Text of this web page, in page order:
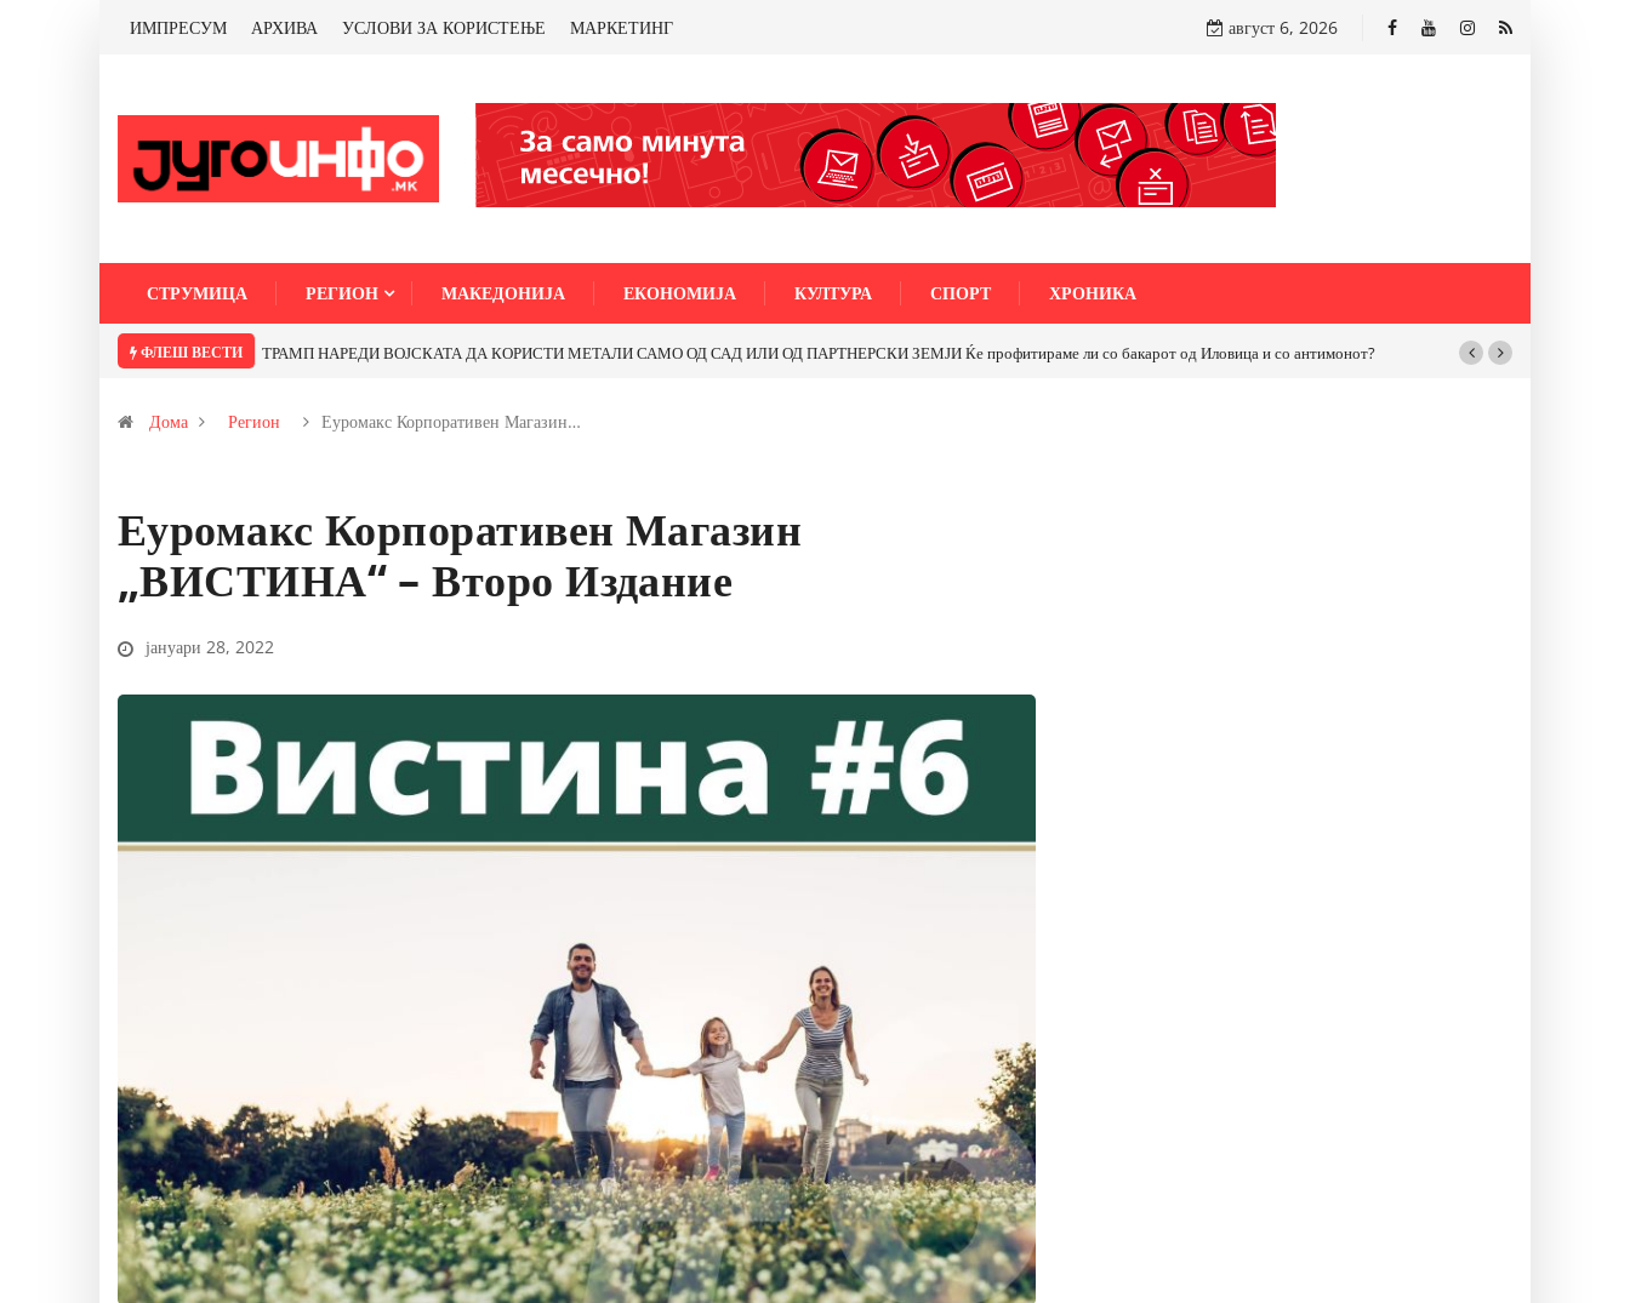
ИМПРЕСУМ АРХИВА УСЛОВИ ЗА КОРИСТЕЊЕ МАРКЕТИНГ август 6, 2026
СТРУМИЦА РЕГИОН МАКЕДОНИЈА ЕКОНОМИЈА КУЛТУРА СПОРТ ХРОНИКА
ФЛЕШ ВЕСТИ ТРАМП НАРЕДИ ВОЈСКАТА ДА КОРИСТИ МЕТАЛИ САМО ОД САД ИЛИ ОД ПАРТНЕРСКИ ЗЕМЈИ Ќе профитираме ли со бакарот од Иловица и со антимонот?Почнува реконструкцијата на
Дома Регион Еуромакс Корпоративен Магазин…
Еуромакс Корпоративен Магазин
„ВИСТИНА“ – Второ Издание
јануари 28, 2022